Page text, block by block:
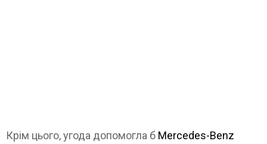
Крім цього, угода допомогла б Mercedes-Benz